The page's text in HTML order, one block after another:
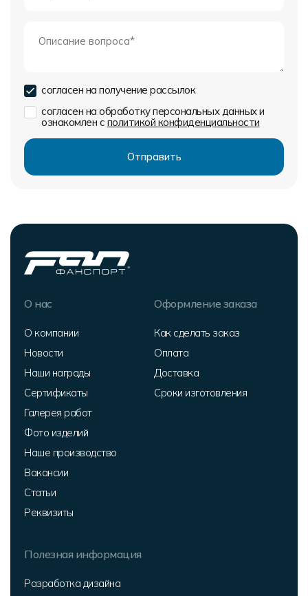
согласен на получение рассылок
согласен на обработку персональных данных и
ознакомлен с политикой конфиденциальности
О нас
О компании
Новости
Наши награды
Сертификаты
Галерея работ
Фото изделий
Наше производство
Вакансии
Статьи
Реквизиты
Оформление заказа
Как сделать заказ
Оплата
Доставка
Сроки изготовления
Полезная информация
Разработка дизайна